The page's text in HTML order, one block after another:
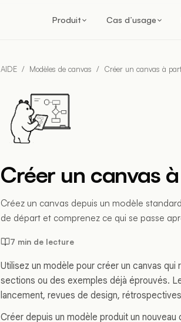
Produit Cas d’usage
AIDE / Modèles de canvas / Créer un canvas à
Créer un canvas
Créez un canvas depuis un modèle
de départ et comprenez ce qui se passe
7 min de lecture
Utilisez un modèle pour créer un canvas
sections ou des exemples déjà éprouvés.
lancement, revues de design,
Créer depuis un modèle produit un